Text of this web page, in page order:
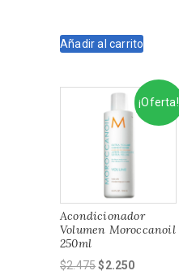
era:
es:
Añadir al carrito
¡Oferta!
Acondicionador
Volumen Moroccanoil
250ml
$2.475El
$2.250El